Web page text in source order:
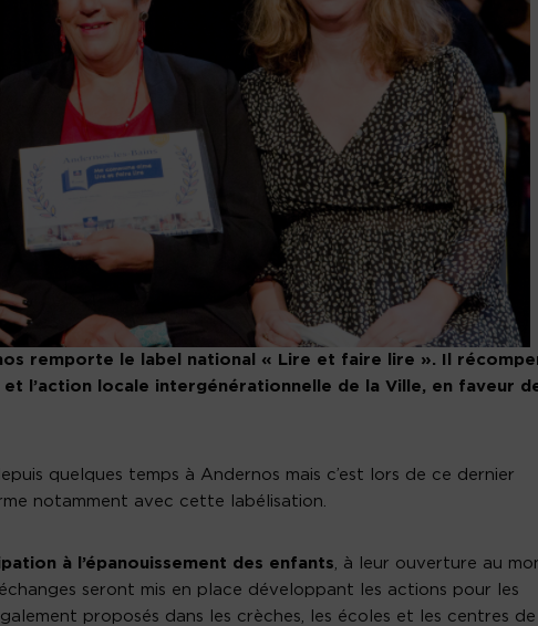
remporte le label national « Lire et faire lire ». Il
l’action locale intergénérationnelle de la Ville, en faveur
quelques temps à Andernos mais c’est lors de ce dernier
notamment avec cette labélisation.
à l’épanouissement des enfants , à leur ouverture au
seront mis en place développant les actions pour les
proposés dans les crèches, les écoles et les centres de